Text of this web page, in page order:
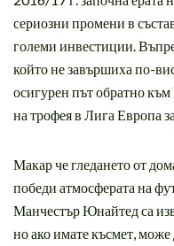
сериозни промени в
големи инвестиции.
който не завършиха по-
осигурен път обратно
на трофея в Лига Европа
Макар че гледането от
победи атмосферата на
Манчестър Юнайтед са
но ако имате късмет, може